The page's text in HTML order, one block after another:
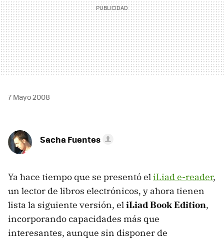
7 Mayo 2008
Sacha Fuentes
Ya hace tiempo que se presentó eliLiad e-reader,
un lector de libros electrónicos, y ahora tienen
lista la siguiente versión, eliLiad Book Edition,
incorporando capacidades más que
interesantes, aunque sin disponer de